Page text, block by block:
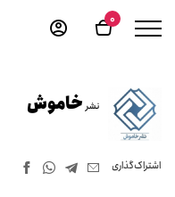
0
نشرخاموش
اشتراک‌گذاری